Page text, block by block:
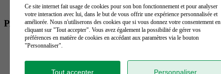
PARTENAIRES
Ce site internet fait usage de cookies pour son bon fonctionnement et pour analyser
votre interaction avec lui, dans le but de vous offrir une expérience personnalisée et
améliorée. Nous n'utiliserons des cookies que si vous donnez votre consentement en
cliquant sur "Tout accepter". Vous avez également la possibilité de gérer vos
préférences en matière de cookies en accédant aux paramètres via le bouton
"Personnaliser".
Tout accepter Personnaliser